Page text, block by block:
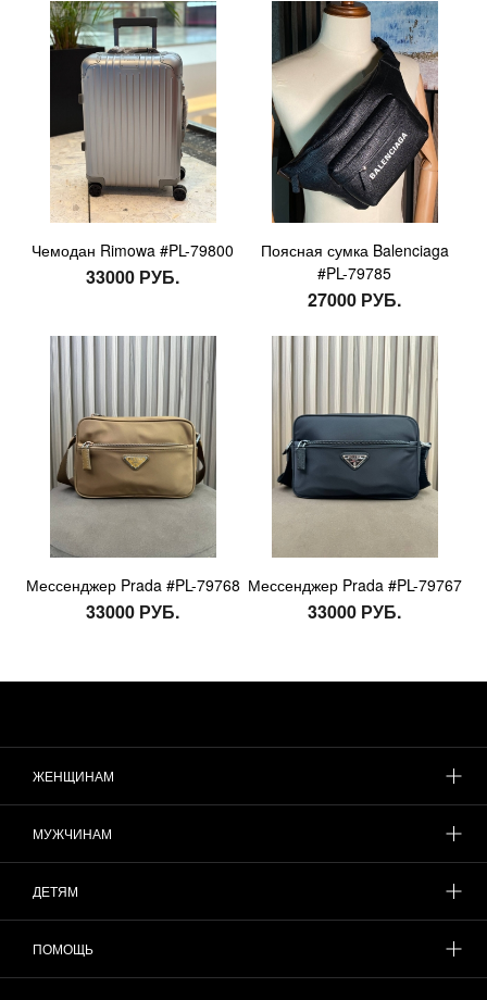
Чемодан Rimowa #PL-79800
33000 РУБ.
Поясная сумка Balenciaga
#PL-79785
27000 РУБ.
Мессенджер Prada #PL-79768
33000 РУБ.
Мессенджер Prada #PL-79767
33000 РУБ.
ЖЕНЩИНАМ
МУЖЧИНАМ
ДЕТЯМ
ПОМОЩЬ